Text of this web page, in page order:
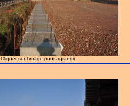
Cliquer sur l'image pour agrandir